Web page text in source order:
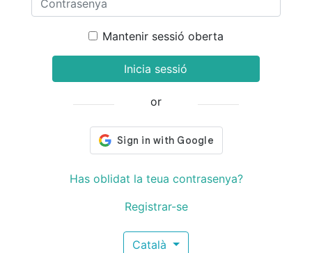
Mantenir sessió oberta
Inicia sessió
or
Has oblidat la teua contrasenya?
Registrar-se
Català